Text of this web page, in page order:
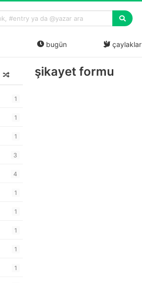
bugün çaylaklar
1
1
1
3
4
1
1
1
1
1
şikayet formu